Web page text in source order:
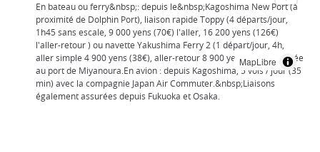
MapLibre
En bateau ou ferry&nbsp;: depuis le&nbsp;Kagoshima New Port (à
proximité de Dolphin Port), liaison rapide Toppy (4 départs/jour,
1h45 sans escale, 9 000 yens (70€) l'aller, 16 200 yens (126€)
l'aller-retour ) ou navette Yakushima Ferry 2 (1 départ/jour, 4h,
aller simple 4 900 yens (38€), aller-retour 8 900 yens (70€)), arrivée
au port de Miyanoura.En avion : depuis Kagoshima, 5 vols / jour (35
min) avec la compagnie Japan Air Commuter.&nbsp;Liaisons
également assurées depuis Fukuoka et Osaka.